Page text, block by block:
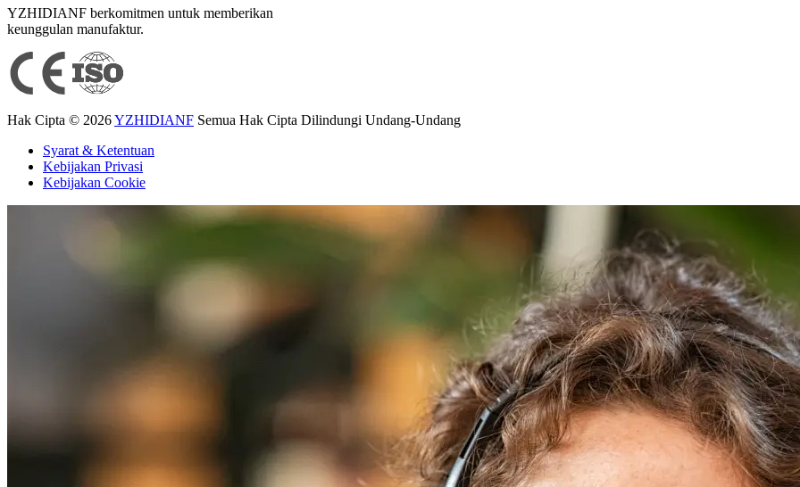
YZHIDIANF berkomitmen untuk memberikan
keunggulan manufaktur.
Hak Cipta © 2026YZHIDIANF Semua Hak Cipta Dilindungi Undang-Undang
Syarat & Ketentuan
Kebijakan Privasi
Kebijakan Cookie